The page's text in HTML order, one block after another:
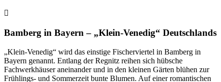
Bamberg in Bayern – „Klein-Venedig“ Deutschlands
„Klein-Venedig“ wird das einstige Fischerviertel in Bamberg in
Bayern genannt. Entlang der Regnitz reihen sich hübsche
Fachwerkhäuser aneinander und in den kleinen Gärten blühen zur
Frühlings- und Sommerzeit bunte Blumen. Auf einer romantischen